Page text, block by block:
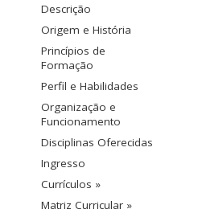
Descrição
Origem e História
Princípios de
Formação
Perfil e Habilidades
Organização e
Funcionamento
Disciplinas Oferecidas
Ingresso
Currículos »
Matriz Curricular »